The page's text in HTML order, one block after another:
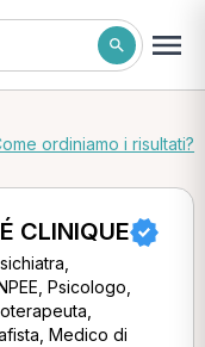
ordiniamo i risultati?
CLINIQUE
Psicologo,
Medico di